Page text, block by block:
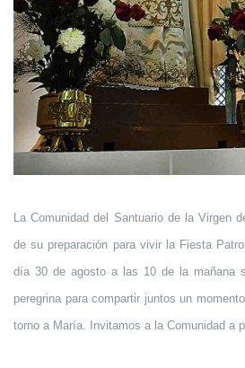
La Comunidad del Santuario de la Virgen
de su preparación para vivir la Fiesta
día 30 de agosto a las 10 de la mañana
peregrina para compartir juntos un
torno a María. Invitamos a la Comunidad a